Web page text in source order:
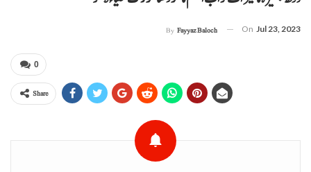
By Fayyaz Baloch On Jul 23, 2023
0
Share